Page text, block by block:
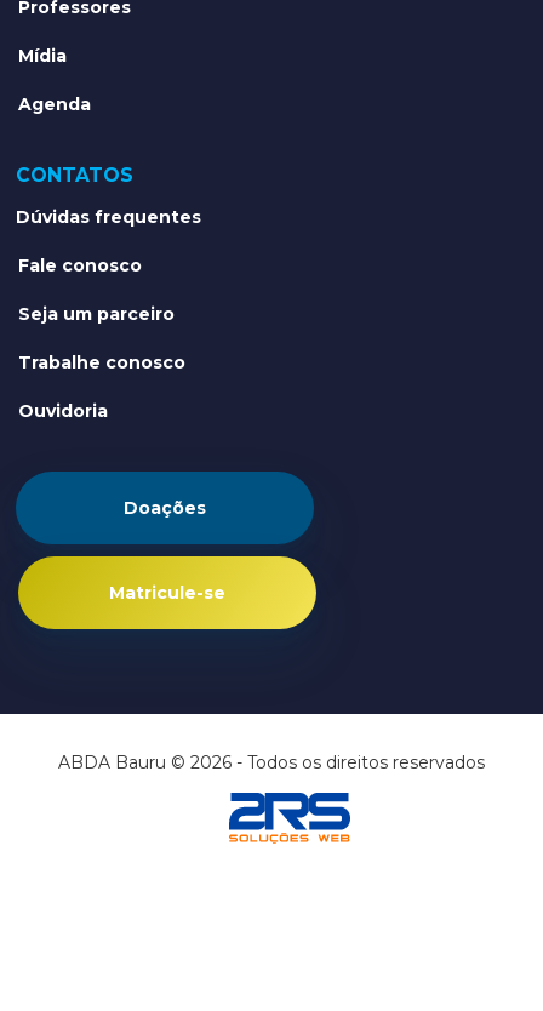
Professores
Mídia
Agenda
CONTATOS
Dúvidas frequentes
Fale conosco
Seja um parceiro
Trabalhe conosco
Ouvidoria
Doações
Matricule-se
ABDA Bauru © 2026 - Todos os direitos reservados